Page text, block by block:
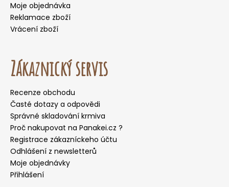
Moje objednávka
Reklamace zboží
Vrácení zboží
Zákaznický servis
Recenze obchodu
Časté dotazy a odpovědi
Správné skladování krmiva
Proč nakupovat na Panakei.cz ?
Registrace zákazníckeho účtu
Odhlášení z newsletterů
Moje objednávky
Přihlášení